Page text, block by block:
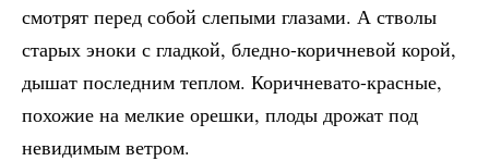
смотрят перед собой слепыми глазами. А стволы
старых эноки с гладкой, бледно-коричневой корой,
дышат последним теплом. Коричневато-красные,
похожие на мелкие орешки, плоды дрожат под
невидимым ветром.